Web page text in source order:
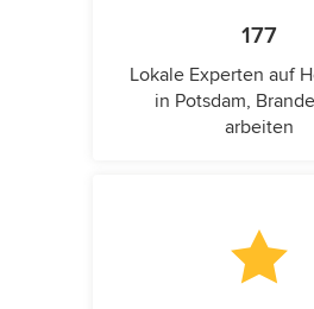
177
Lokale Experten auf
in Potsdam,
arbeiten